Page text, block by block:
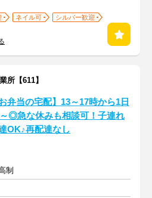
ネイル可
シルバー歓迎
所【611】
お弁当の宅配】13～17時から1日
◎急な休みも相談可！子連れ
OK♪再配達なし
制